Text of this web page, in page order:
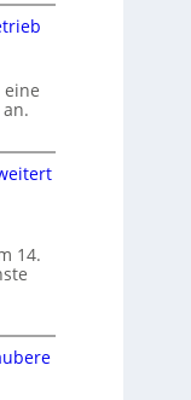
eine
14.